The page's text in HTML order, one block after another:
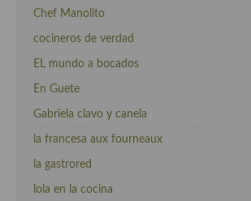
Chef Manolito
cocineros de verdad
EL mundo a bocados
En Guete
Gabriela clavo y canela
la francesa aux fourneaux
la gastrored
lola en la cocina